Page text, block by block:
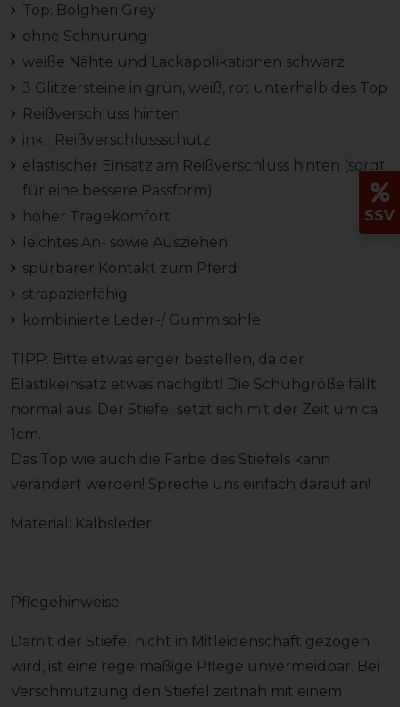
Top: Bolgheri Grey
ohne Schnürung
weiße Nähte und Lackapplikationen schwarz
3 Glitzersteine in grün, weiß, rot unterhalb des Top
Reißverschluss hinten
inkl. Reißverschlussschutz
elastischer Einsatz am Reißverschluss hinten (sorgt
für eine bessere Passform)
hoher Tragekomfort
leichtes An- sowie Ausziehen
spürbarer Kontakt zum Pferd
strapazierfähig
kombinierte Leder-/ Gummisohle
TIPP: Bitte etwas enger bestellen, da der
Elastikeinsatz etwas nachgibt! Die Schuhgröße fällt
normal aus. Der Stiefel setzt sich mit der Zeit um ca.
1cm.
Das Top wie auch die Farbe des Stiefels kann
verändert werden! Spreche uns einfach darauf an!
Material: Kalbsleder
Pflegehinweise:
Damit der Stiefel nicht in Mitleidenschaft gezogen
wird, ist eine regelmäßige Pflege unvermeidbar. Bei
Verschmutzung den Stiefel zeitnah mit einem
SSV